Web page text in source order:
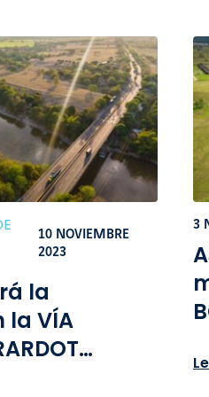
10 NOVIEMBRE
2023
la
la VÍA
3